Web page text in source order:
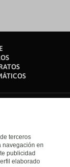
terceros
navegación en
publicidad
elaborado